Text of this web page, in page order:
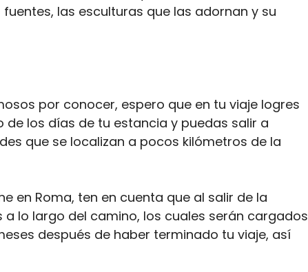
fuentes, las esculturas que las adornan y su
por conocer, espero que en tu viaje logres
los días de tu estancia y puedas salir a
que se localizan a pocos kilómetros de la
en Roma, ten en cuenta que al salir de la
lo largo del camino, los cuales serán cargados
después de haber terminado tu viaje, así